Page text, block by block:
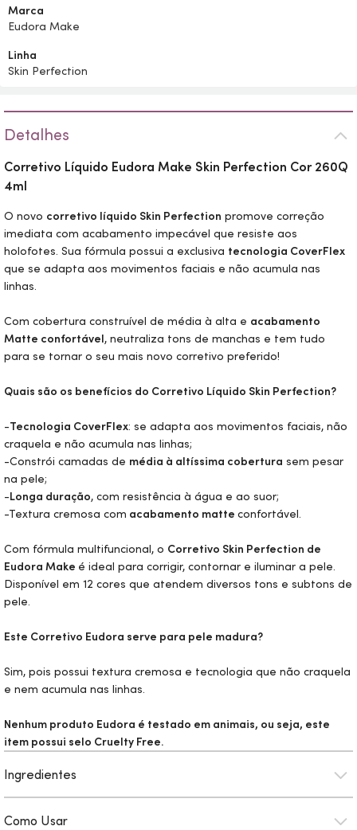
Marca
Eudora Make
Linha
Skin Perfection
Detalhes
Corretivo Líquido Eudora Make Skin Perfection Cor 260Q
4ml
O novo corretivo líquido Skin Perfection promove correção
imediata com acabamento impecável que resiste aos
holofotes. Sua fórmula possui a exclusiva tecnologia CoverFlex
que se adapta aos movimentos faciais e não acumula nas
linhas.
Com cobertura construível de média à alta e acabamento
Matte confortável, neutraliza tons de manchas e tem tudo
para se tornar o seu mais novo corretivo preferido!
Quais são os benefícios do Corretivo Líquido Skin Perfection?
-Tecnologia CoverFlex: se adapta aos movimentos faciais, não
craquela e não acumula nas linhas;
-Constrói camadas de média à altíssima cobertura sem pesar
na pele;
-Longa duração, com resistência à água e ao suor;
-Textura cremosa com acabamento matte confortável.
Com fórmula multifuncional, o Corretivo Skin Perfection de
Eudora Make é ideal para corrigir, contornar e iluminar a pele.
Disponível em 12 cores que atendem diversos tons e subtons de
pele.
Este Corretivo Eudora serve para pele madura?
Sim, pois possui textura cremosa e tecnologia que não craquela
e nem acumula nas linhas.
Nenhum produto Eudora é testado em animais, ou seja, este
item possui selo Cruelty Free.
Ingredientes
Como Usar